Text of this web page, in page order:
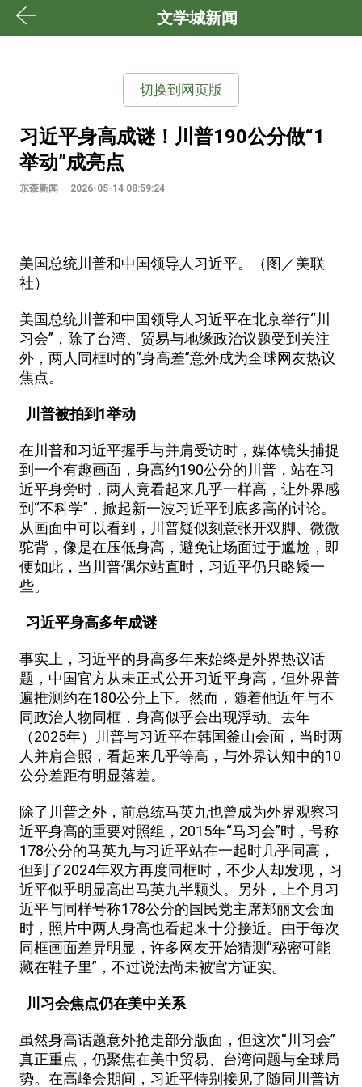
文学城新闻
切换到网页版
习近平身高成谜！川普190公分做“1
举动”成亮点
东森新闻 2026-05-14 08:59:24
美国总统川普和中国领导人习近平。（图／美联
社）
美国总统川普和中国领导人习近平在北京举行“川
习会”，除了台湾、贸易与地缘政治议题受到关注
外，两人同框时的“身高差”意外成为全球网友热议
焦点。
川普被拍到1举动
在川普和习近平握手与并肩受访时，媒体镜头捕捉
到一个有趣画面，身高约190公分的川普，站在习
近平身旁时，两人竟看起来几乎一样高，让外界感
到“不科学”，掀起新一波习近平到底多高的讨论。
从画面中可以看到，川普疑似刻意张开双脚、微微
驼背，像是在压低身高，避免让场面过于尴尬，即
便如此，当川普偶尔站直时，习近平仍只略矮一
些。
习近平身高多年成谜
事实上，习近平的身高多年来始终是外界热议话
题，中国官方从未正式公开习近平身高，但外界普
遍推测约在180公分上下。然而，随着他近年与不
同政治人物同框，身高似乎会出现浮动。去年
（2025年）川普与习近平在韩国釜山会面，当时两
人并肩合照，看起来几乎等高，与外界认知中的10
公分差距有明显落差。
除了川普之外，前总统马英九也曾成为外界观察习
近平身高的重要对照组，2015年“马习会”时，号称
178公分的马英九与习近平站在一起时几乎同高，
但到了2024年双方再度同框时，不少人却发现，习
近平似乎明显高出马英九半颗头。另外，上个月习
近平与同样号称178公分的国民党主席郑丽文会面
时，照片中两人身高也看起来十分接近。由于每次
同框画面差异明显，许多网友开始猜测“秘密可能
藏在鞋子里”，不过说法尚未被官方证实。
川习会焦点仍在美中关系
虽然身高话题意外抢走部分版面，但这次“川习会”
真正重点，仍聚焦在美中贸易、台湾问题与全球局
势。在高峰会期间，习近平特别接见了随同川普访